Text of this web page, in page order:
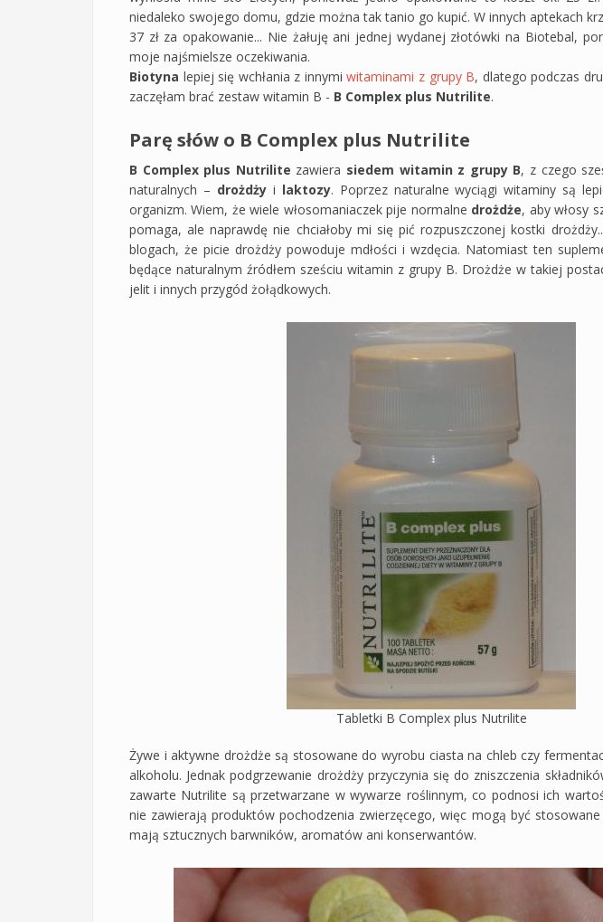
niedaleko swojego domu, gdzie można tak tanio go kupić. W innych aptekach
37 zł za opakowanie... Nie żałuję ani jednej wydanej złotówki na Biotebal,
moje najśmielsze oczekiwania.
Biotyna lepiej się wchłania z innymiwitaminami z grupy B, dlatego podczas
zaczęłam brać zestaw witamin B - B Complex plus Nutrilite.
Parę słów o B Complex plus Nutrilite
B Complex plus Nutrilite zawiera siedem witamin z grupy B, z czego
naturalnych – drożdżyi laktozy. Poprzez naturalne wyciągi witaminy są
organizm. Wiem, że wiele włosomaniaczek pije normalne drożdże, aby włosy
pomaga, ale naprawdę nie chciałoby mi się pić rozpuszczonej kostki
blogach, że picie drożdży powoduje mdłości i wzdęcia. Natomiast ten
będące naturalnym źródłem sześciu witamin z grupy B. Drożdże w takiej
jelit i innych przygód żołądkowych.
Tabletki B Complex plus Nutrilite
Żywe i aktywne drożdże są stosowane do wyrobu ciasta na chleb czy
alkoholu. Jednak podgrzewanie drożdży przyczynia się do zniszczenia
zawarte Nutrilite są przetwarzane w wywarze roślinnym, co podnosi ich
nie zawierają produktów pochodzenia zwierzęcego, więc mogą być
mają sztucznych barwników, aromatów ani konserwantów.